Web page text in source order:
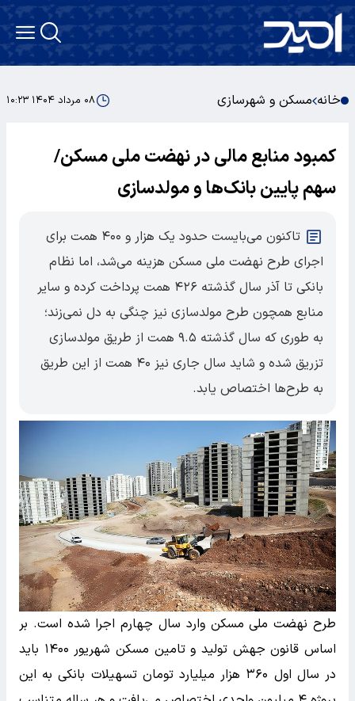
خانه مسکن و شهرسازی ۰۸ مرداد ۱۴۰۴ ۱۰:۲۳
کمبود منابع مالی در نهضت ملی مسکن/
سهم پایین بانک‌ها و مولدسازی
تاکنون می‌بایست حدود یک هزار و ۴۰۰ همت برای
اجرای طرح نهضت ملی مسکن هزینه می‌شد، اما نظام
بانکی تا آذر سال گذشته ۴۲۶ همت پرداخت کرده و سایر
منابع همچون طرح مولدسازی نیز چنگی به دل نمی‌زند؛
به طوری که سال گذشته ۹.۵ همت از طریق مولدسازی
تزریق شده و شاید سال جاری نیز ۴۰ همت از این طریق
به طرح‌ها اختصاص یابد.
طرح نهضت ملی مسکن وارد سال چهارم اجرا شده است. بر
اساس قانون جهش تولید و تامین مسکن شهریور ۱۴۰۰ باید
در سال اول ۳۶۰ هزار میلیارد تومان تسهیلات بانکی به این